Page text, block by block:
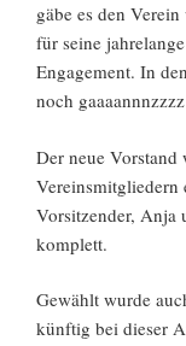
gäbe es den
für seine
Engagement. In
noch
Der neue Vorstand
Vorsitzender, Anja
komplett.
Gewählt wurde
künftig bei dieser